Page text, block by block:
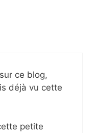
ce blog,
déjà vu cette
petite